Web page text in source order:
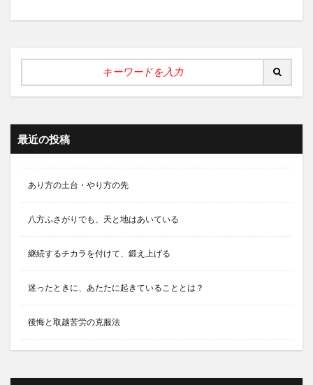
最近の投稿
あり方の土台・やり方の先
八方ふさがりでも、天と地はあいている
継続するチカラを付けて、鍛え上げる
迷ったときに、あたたに起きていることとは？
後悔と取越苦労の克服法